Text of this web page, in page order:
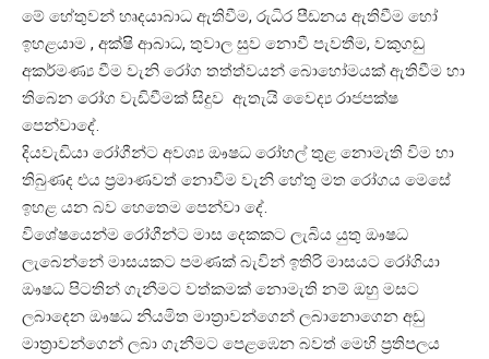
මේ හේතුවන් හෘදයාබාධ ඇතිවීම, රුධිර පීඩනය ඇතිවීම හෝ
ඉහළයාම , අක්ෂි ආබාධ, තුවාල සුව නොවී පැවතීම, වකුගඩු
අකර්මණ්‍ය වීම වැනි රෝග තත්ත්වයන් බොහෝමයක් ඇතිවීම හා
තිබෙන රෝග වැඩිවීමක් සිදුව ඇතැයි වෛද්‍ය රාජපක්ෂ
පෙන්වාදේ.
දියවැඩියා රෝගීන්ට අවශ්‍ය ඖෂධ රෝහල් තුළ නොමැති විම හා
තිබුණද එය ප්‍රමාණවත් නොවීම වැනි හේතු මත රෝගය මෙසේ
ඉහළ යන බව හෙතෙම ‌පෙන්වා දේ.
විශේෂයෙන්ම රෝගීන්ට මාස දෙකකට ලැබිය යුතු ඖෂධ
ලැබෙන්නේ මාසයකට පමණක් බැවින් ඉතිරි මාසයට රෝගියා
ඖෂධ පිටතින් ගැනීමට වත්කමක් නොමැති නම් ඔහු මසට
ලබාදෙන ඖෂධ නියමිත මාත්‍රාවන්ගෙන් ලබානොගෙන අඩු
මාත්‍රාවන්ගෙන් ලබා ගැනීමට පෙළඹෙන බවත් මෙහි ප්‍රතිපලය